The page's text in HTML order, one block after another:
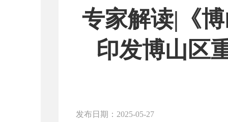
专家解读|《
印发博山区
发布日期：2025-05-27